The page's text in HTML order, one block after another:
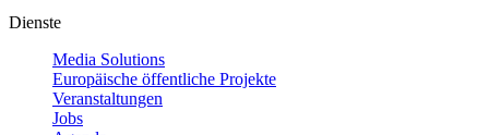
Dienste
Media Solutions
Europäische öffentliche Projekte
Veranstaltungen
Jobs